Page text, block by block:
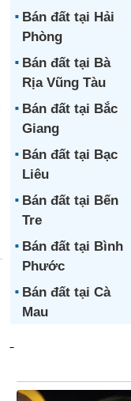
Bán đất tại Hải
Phòng
Bán đất tại Bà
Rịa Vũng Tàu
Bán đất tại Bắc
Giang
Bán đất tại Bạc
Liêu
Bán đất tại Bến
Tre
Bán đất tại Bình
Phước
Bán đất tại Cà
Mau